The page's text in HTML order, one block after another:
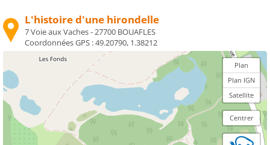
L'histoire d'une hirondelle
7 Voie aux Vaches - 27700 BOUAFLES
Coordonnées GPS :49.20790, 1.38212
Plan
Plan IGN
Satellite
Centrer